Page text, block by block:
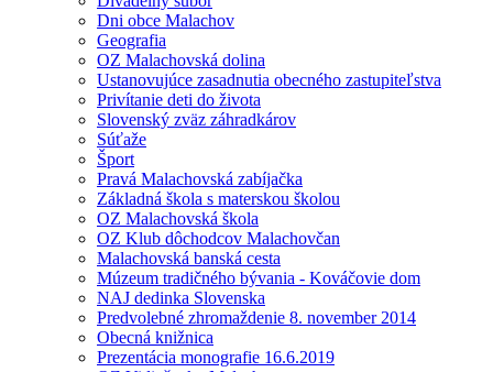
Dni obce Malachov
Geografia
OZ Malachovská dolina
Ustanovujúce zasadnutia obecného zastupiteľstva
Privítanie deti do života
Slovenský zväz záhradkárov
Súťaže
Šport
Pravá Malachovská zabíjačka
Základná škola s materskou školou
OZ Malachovská škola
OZ Klub dôchodcov Malachovčan
Malachovská banská cesta
Múzeum tradičného bývania - Kováčovie dom
NAJ dedinka Slovenska
Predvolebné zhromaždenie 8. november 2014
Obecná knižnica
Prezentácia monografie 16.6.2019